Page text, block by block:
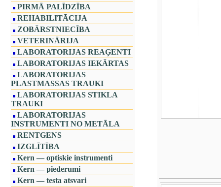
PIRMĀ PALĪDZĪBA
REHABILITĀCIJA
ZOBĀRSTNIECĪBA
VETERINĀRIJA
LABORATORIJAS REAĢENTI
LABORATORIJAS IEKĀRTAS
LABORATORIJAS
PLASTMASSAS TRAUKI
LABORATORIJAS STIKLA
TRAUKI
LABORATORIJAS
INSTRUMENTI NO METĀLA
RENTGENS
IZGLĪTĪBA
Kern — optiskie instrumenti
Kern — piederumi
Kern — testa atsvari